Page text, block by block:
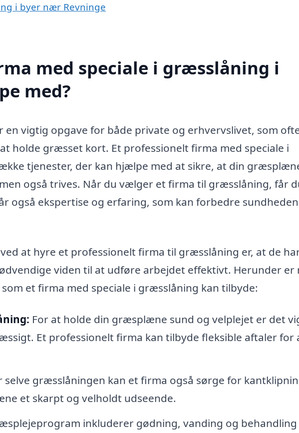
i byer nær Revninge
med speciale i græsslåning i
med?
en vigtig opgave for både private og erhvervslivet, som
holde græsset kort. Et professionelt firma med speciale i
tjenester, der kan hjælpe med at sikre, at din
også trives. Når du vælger et firma til græsslåning, får
også ekspertise og erfaring, som kan forbedre
at hyre et professionelt firma til græsslåning er, at de
viden til at udføre arbejdet effektivt. Herunder er
et firma med speciale i græsslåning kan tilbyde:
For at holde din græsplæne sund og velplejet er det
Et professionelt firma kan tilbyde fleksible aftaler for
selve græsslåningen kan et firma også sørge for
et skarpt og velholdt udseende.
inkluderer gødning, vanding og behandling